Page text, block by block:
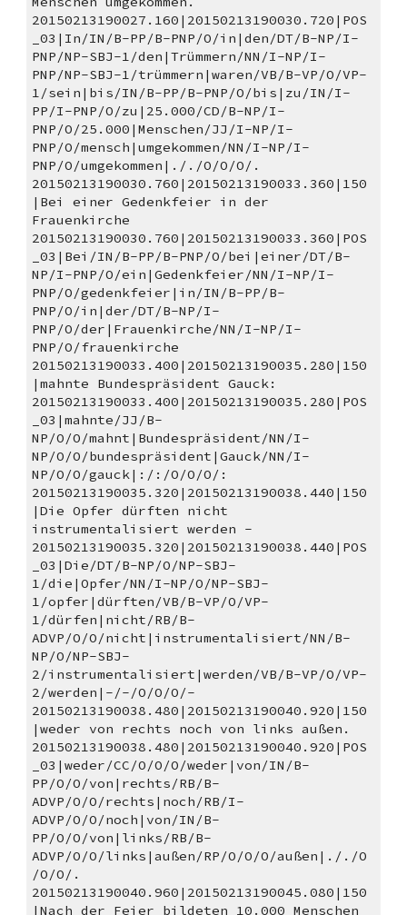
20150213190027.160|20150213190030.720|POS
_03|In/IN/B-PP/B-PNP/O/in|den/DT/B-NP/I-
PNP/NP-SBJ-1/den|Trümmern/NN/I-NP/I-
PNP/NP-SBJ-1/trümmern|waren/VB/B-VP/O/VP-
1/sein|bis/IN/B-PP/B-PNP/O/bis|zu/IN/I-
PP/I-PNP/O/zu|25.000/CD/B-NP/I-
PNP/O/25.000|Menschen/JJ/I-NP/I-
PNP/O/mensch|umgekommen/NN/I-NP/I-
PNP/O/umgekommen|././O/O/O/.
20150213190030.760|20150213190033.360|150
|Bei einer Gedenkfeier in der
Frauenkirche
20150213190030.760|20150213190033.360|POS
_03|Bei/IN/B-PP/B-PNP/O/bei|einer/DT/B-
NP/I-PNP/O/ein|Gedenkfeier/NN/I-NP/I-
PNP/O/gedenkfeier|in/IN/B-PP/B-
PNP/O/in|der/DT/B-NP/I-
PNP/O/der|Frauenkirche/NN/I-NP/I-
PNP/O/frauenkirche
20150213190033.400|20150213190035.280|150
|mahnte Bundespräsident Gauck:
20150213190033.400|20150213190035.280|POS
_03|mahnte/JJ/B-
NP/O/O/mahnt|Bundespräsident/NN/I-
NP/O/O/bundespräsident|Gauck/NN/I-
NP/O/O/gauck|:/:/O/O/O/:
20150213190035.320|20150213190038.440|150
|Die Opfer dürften nicht
instrumentalisiert werden -
20150213190035.320|20150213190038.440|POS
_03|Die/DT/B-NP/O/NP-SBJ-
1/die|Opfer/NN/I-NP/O/NP-SBJ-
1/opfer|dürften/VB/B-VP/O/VP-
1/dürfen|nicht/RB/B-
ADVP/O/O/nicht|instrumentalisiert/NN/B-
NP/O/NP-SBJ-
2/instrumentalisiert|werden/VB/B-VP/O/VP-
2/werden|-/-/O/O/O/-
20150213190038.480|20150213190040.920|150
|weder von rechts noch von links außen.
20150213190038.480|20150213190040.920|POS
_03|weder/CC/O/O/O/weder|von/IN/B-
PP/O/O/von|rechts/RB/B-
ADVP/O/O/rechts|noch/RB/I-
ADVP/O/O/noch|von/IN/B-
PP/O/O/von|links/RB/B-
ADVP/O/O/links|außen/RP/O/O/O/außen|././O
/O/O/.
20150213190040.960|20150213190045.080|150
|Nach der Feier bildeten 10.000 Menschen